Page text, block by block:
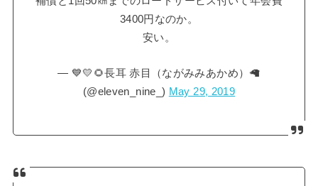
3400円なのか。
安い。
— 💙💛🌻長耳 赤目（ながみみあかめ）🦙
(@eleven_nine_) May 29, 2019